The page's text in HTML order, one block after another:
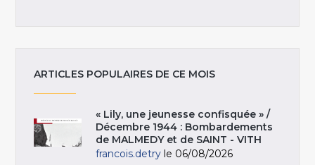
ARTICLES POPULAIRES DE CE MOIS
« Lily, une jeunesse confisquée » /
Décembre 1944 : Bombardements
de MALMEDY et de SAINT - VITH
francois.detry le 06/08/2026